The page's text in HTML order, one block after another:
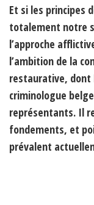
Et si les principes
totalement notre
l’approche
l’ambition de la
restaurative, dont
criminologue
représentants. Il
fondements, et
prévalent